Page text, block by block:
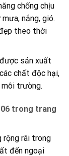
chống chịu
nắng, gió.
theo thời
sản xuất
chất độc hại,
trường.
trong trang
rộng rãi trong
đến ngoại